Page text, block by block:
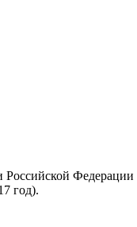
Российской
год).